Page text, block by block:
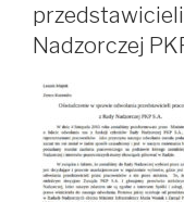
Nadzorczej